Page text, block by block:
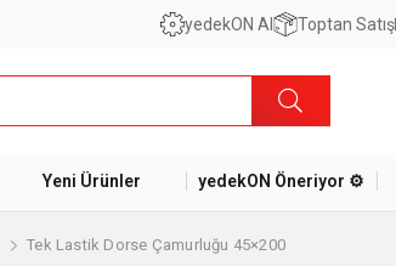
yedekON AI Toptan Satış
Yeni Ürünler yedekON Öneriyor ⚙️
Tek Lastik Dorse Çamurluğu 45×200